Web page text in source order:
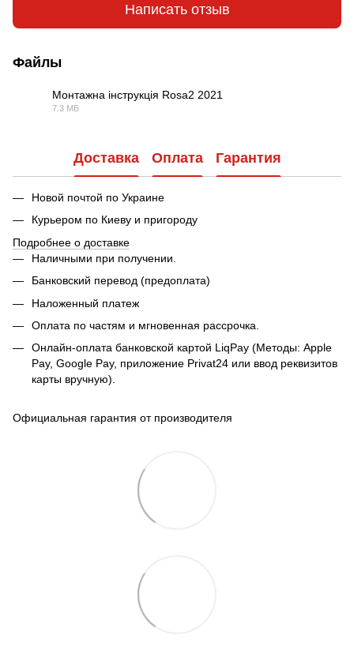
Написать отзыв
Файлы
Монтажна інструкція Rosa2 2021
7.3 МБ
Доставка Оплата Гарантия
Новой почтой по Украине
Курьером по Киеву и пригороду
Подробнее о доставке
Наличными при получении.
Банковский перевод (предоплата)
Наложенный платеж
Оплата по частям и мгновенная рассрочка.
Онлайн-оплата банковской картой LiqPay (Методы: Apple
Pay, Google Pay, приложение Privat24 или ввод реквизитов
карты вручную).
Официальная гарантия от производителя